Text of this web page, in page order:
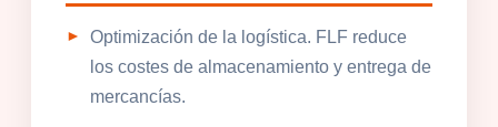
Optimización de la logística. FLF reduce
los costes de almacenamiento y entrega de
mercancías.